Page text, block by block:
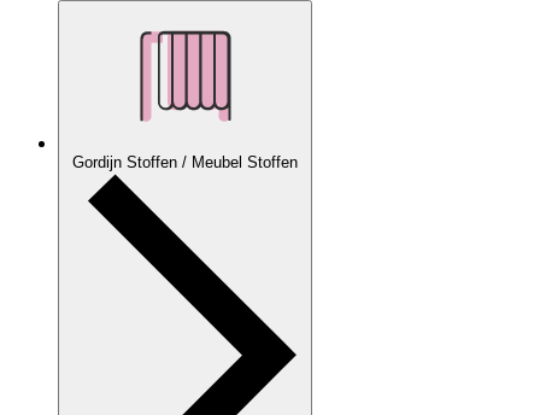
Gordijn Stoffen / Meubel Stoffen